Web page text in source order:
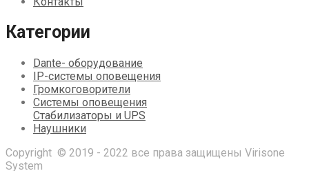
Категории
Dante- оборудование
IP-системы оповещения
Громкоговорители
Системы оповещения
Стабилизаторы и UPS
Наушники
Copyright © 2019 - 2022 все права защищены Virisone
System